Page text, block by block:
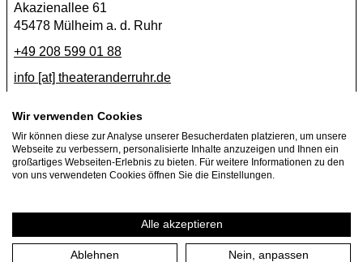
Akazienallee 61
45478 Mülheim a. d. Ruhr
+49 208 599 01 88
info [​at​] theateranderruhr.de
Facebook
Instagram
Newsletter
Datenschutzerklärung Cookie-Einstellungen
Wir verwenden Cookies
Wir können diese zur Analyse unserer Besucherdaten platzieren, um unsere
Webseite zu verbessern, personalisierte Inhalte anzuzeigen und Ihnen ein
großartiges Webseiten-Erlebnis zu bieten. Für weitere Informationen zu den
von uns verwendeten Cookies öffnen Sie die Einstellungen.
Alle akzeptieren
Ablehnen Nein, anpassen